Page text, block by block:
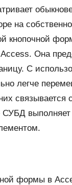
на
кнопочной
Она
С
легче
связывается
формы в